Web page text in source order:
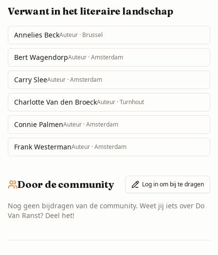
Verwant in het literaire landschap
Annelies BeckAuteur · Brussel
Bert WagendorpAuteur · Amsterdam
Carry SleeAuteur · Amsterdam
Charlotte Van den BroeckAuteur · Turnhout
Connie PalmenAuteur · Amsterdam
Frank WestermanAuteur · Amsterdam
Door de community Log in om bij te dragen
Nog geen bijdragen van de community. Weet jij iets over Do
Van Ranst? Deel het!